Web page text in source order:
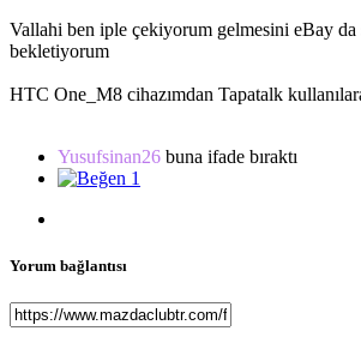
Vallahi ben iple çekiyorum gelmesini eBay da
bekletiyorum
HTC One_M8 cihazımdan Tapatalk
Yusufsinan26 buna ifade bıraktı
1
Yorum bağlantısı